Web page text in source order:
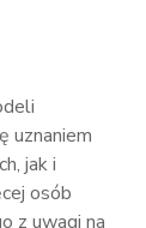
uznaniem
jak i
osób
z uwagi na